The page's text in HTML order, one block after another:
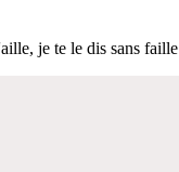
je te le dis sans faille